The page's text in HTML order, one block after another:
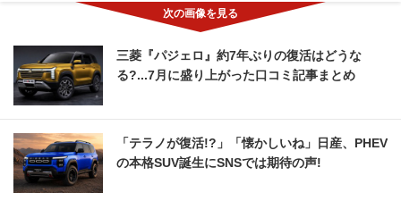
三菱『パジェロ』約7年ぶりの復活はどうな
る?...7月に盛り上がった口コミ記事まとめ
「テラノが復活!?」「懐かしいね」日産、PHEV
の本格SUV誕生にSNSでは期待の声!